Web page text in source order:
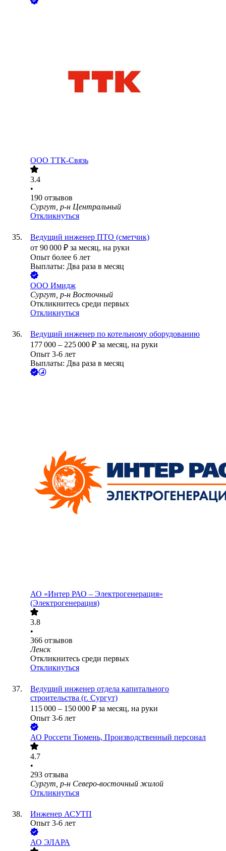
ООО ТТК-Связь
3.4
•
190 отзывов
Сургут, р-н Центральный
Откликнуться
Ведущий инженер ПТО (сметчик)
от 90 000 ₽ за месяц, на руки
Опыт более 6 лет
Выплаты: Два раза в месяц
ООО Имидж
Сургут, р-н Восточный
Откликнитесь среди первых
Откликнуться
Ведущий инженер по котельному оборудованию
177 000 – 225 000 ₽ за месяц, на руки
Опыт 3-6 лет
Выплаты: Два раза в месяц
АО «Интер РАО – Электрогенерация»
(Электрогенерация)
3.8
•
366 отзывов
Ленск
Откликнитесь среди первых
Откликнуться
Ведущий инженер отдела капитального
строительства (г. Сургут)
115 000 – 150 000 ₽ за месяц, на руки
Опыт 3-6 лет
АО Россети Тюмень, Производственный персонал
4.7
•
293 отзыва
Сургут, р-н Северо-восточный жилой
Откликнуться
Инженер АСУТП
Опыт 3-6 лет
АО ЭЛАРА